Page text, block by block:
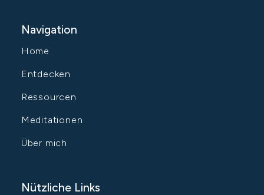
Navigation
Home
Entdecken
Ressourcen
Meditationen
Über mich
Nützliche Links